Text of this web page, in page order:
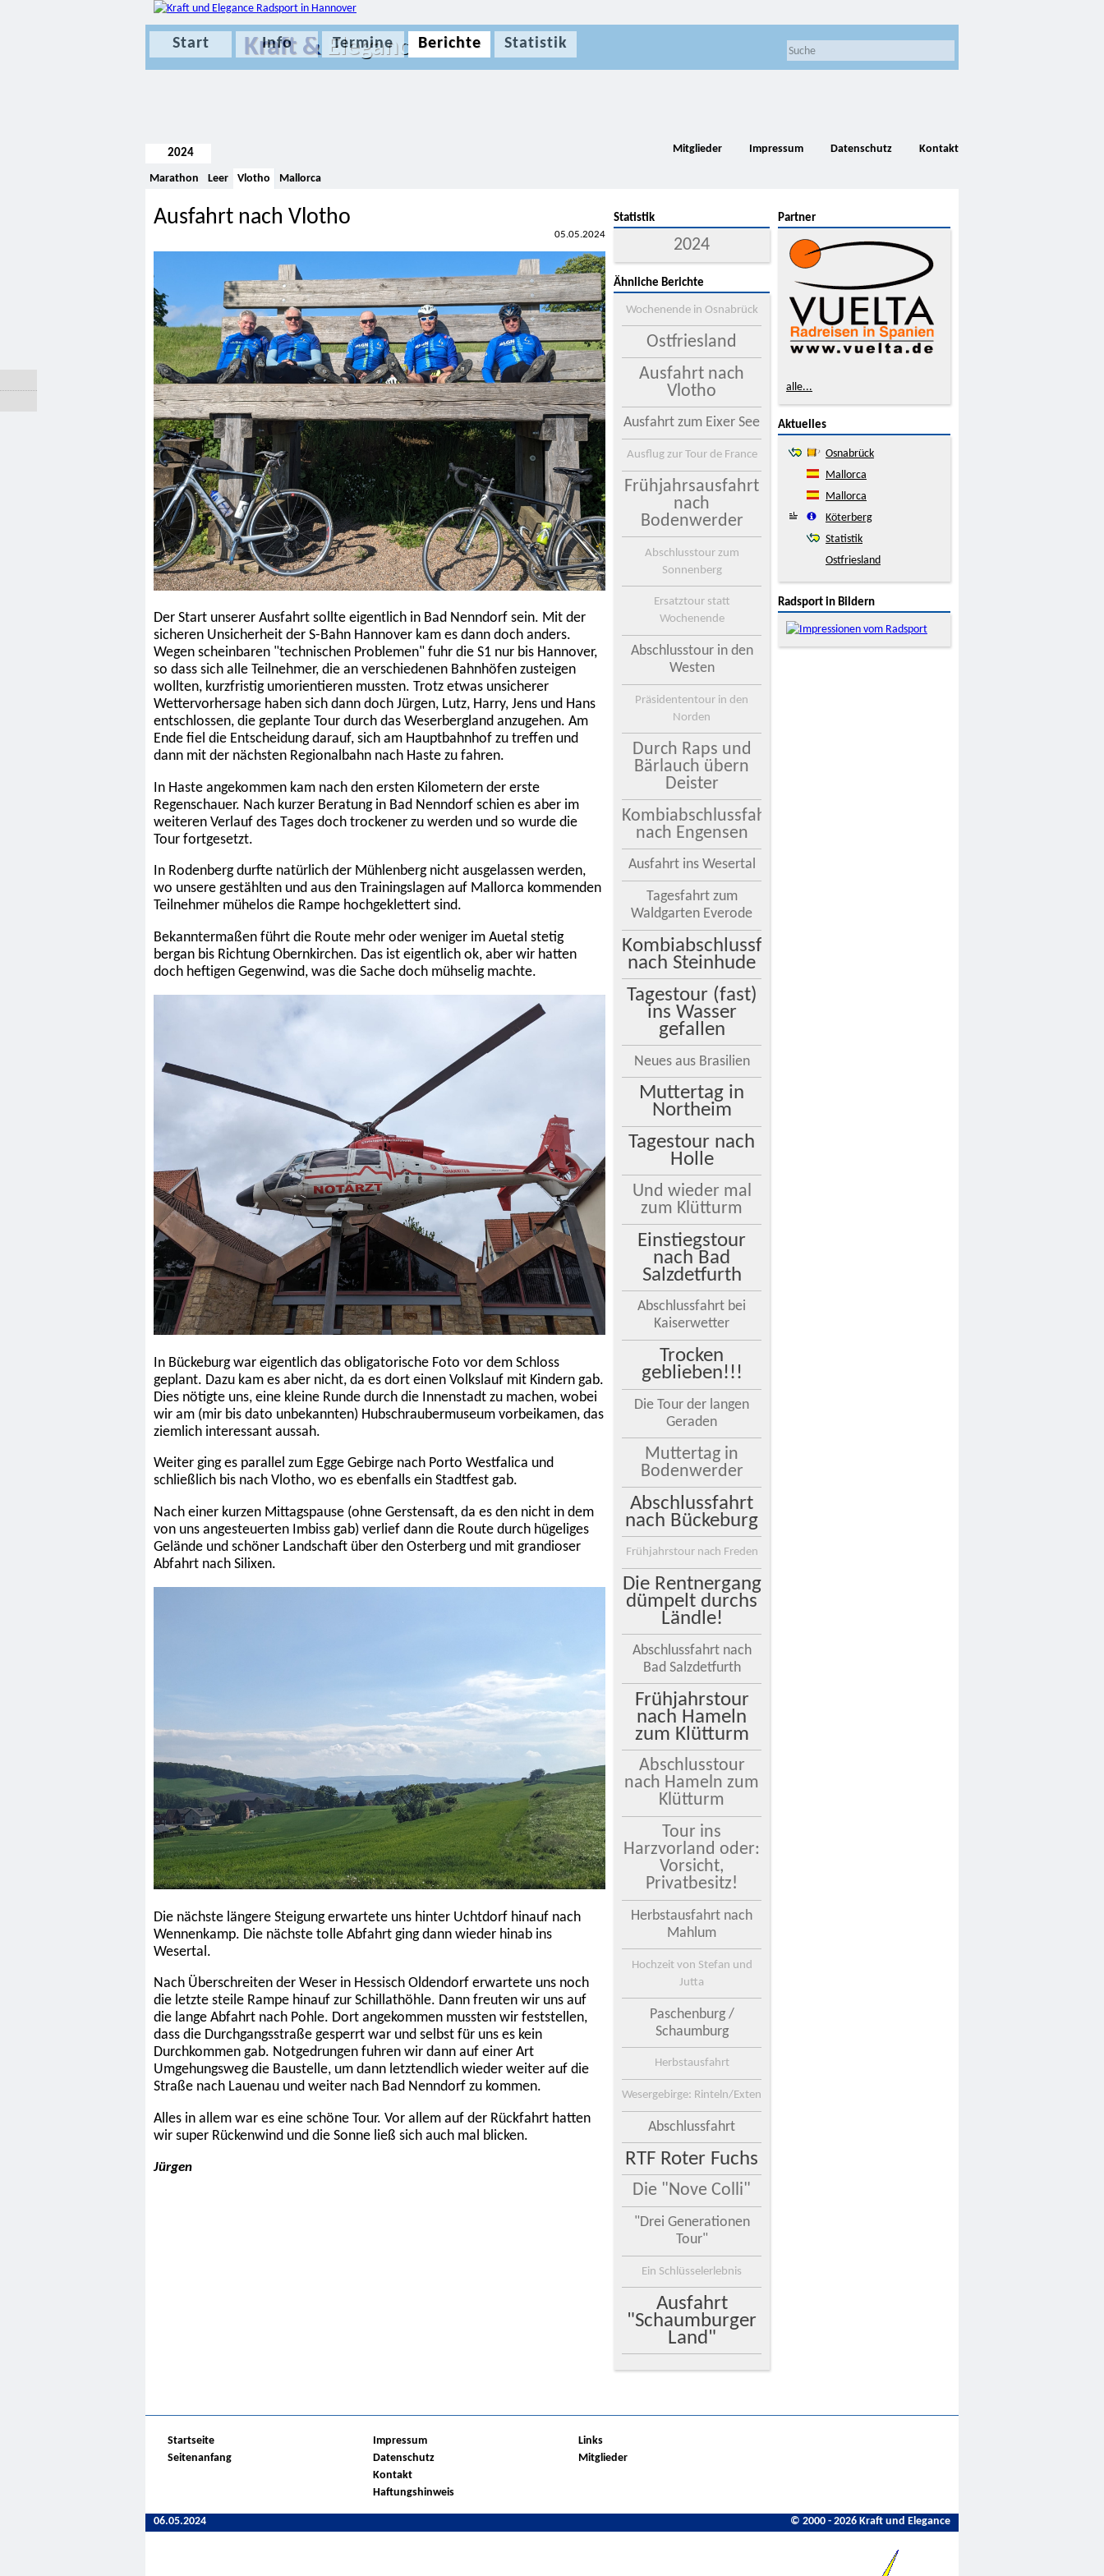
Kraft & Elegance
Start Info Termine Berichte Statistik
Mitglieder Impressum Datenschutz Kontakt
2024
Marathon Leer Vlotho Mallorca
Ausfahrt nach Vlotho
05.05.2024
Der Start unserer Ausfahrt sollte eigentlich in Bad Nenndorf sein. Mit der
sicheren Unsicherheit der S-Bahn Hannover kam es dann doch anders.
Wegen scheinbaren "technischen Problemen" fuhr die S1 nur bis Hannover,
so dass sich alle Teilnehmer, die an verschiedenen Bahnhöfen zusteigen
wollten, kurzfristig umorientieren mussten. Trotz etwas unsicherer
Wettervorhersage haben sich dann doch Jürgen, Lutz, Harry, Jens und Hans
entschlossen, die geplante Tour durch das Weserbergland anzugehen. Am
Ende fiel die Entscheidung darauf, sich am Hauptbahnhof zu treffen und
dann mit der nächsten Regionalbahn nach Haste zu fahren.
In Haste angekommen kam nach den ersten Kilometern der erste
Regenschauer. Nach kurzer Beratung in Bad Nenndorf schien es aber im
weiteren Verlauf des Tages doch trockener zu werden und so wurde die
Tour fortgesetzt.
In Rodenberg durfte natürlich der Mühlenberg nicht ausgelassen werden,
wo unsere gestählten und aus den Trainingslagen auf Mallorca kommenden
Teilnehmer mühelos die Rampe hochgeklettert sind.
Bekanntermaßen führt die Route mehr oder weniger im Auetal stetig
bergan bis Richtung Obernkirchen. Das ist eigentlich ok, aber wir hatten
doch heftigen Gegenwind, was die Sache doch mühselig machte.
In Bückeburg war eigentlich das obligatorische Foto vor dem Schloss
geplant. Dazu kam es aber nicht, da es dort einen Volkslauf mit Kindern gab.
Dies nötigte uns, eine kleine Runde durch die Innenstadt zu machen, wobei
wir am (mir bis dato unbekannten) Hubschraubermuseum vorbeikamen, das
ziemlich interessant aussah.
Weiter ging es parallel zum Egge Gebirge nach Porto Westfalica und
schließlich bis nach Vlotho, wo es ebenfalls ein Stadtfest gab.
Nach einer kurzen Mittagspause (ohne Gerstensaft, da es den nicht in dem
von uns angesteuerten Imbiss gab) verlief dann die Route durch hügeliges
Gelände und schöner Landschaft über den Osterberg und mit grandioser
Abfahrt nach Silixen.
Die nächste längere Steigung erwartete uns hinter Uchtdorf hinauf nach
Wennenkamp. Die nächste tolle Abfahrt ging dann wieder hinab ins
Wesertal.
Nach Überschreiten der Weser in Hessisch Oldendorf erwartete uns noch
die letzte steile Rampe hinauf zur Schillathöhle. Dann freuten wir uns auf
die lange Abfahrt nach Pohle. Dort angekommen mussten wir feststellen,
dass die Durchgangsstraße gesperrt war und selbst für uns es kein
Durchkommen gab. Notgedrungen fuhren wir dann auf einer Art
Umgehungsweg die Baustelle, um dann letztendlich wieder weiter auf die
Straße nach Lauenau und weiter nach Bad Nenndorf zu kommen.
Alles in allem war es eine schöne Tour. Vor allem auf der Rückfahrt hatten
wir super Rückenwind und die Sonne ließ sich auch mal blicken.
Jürgen
Statistik
2024
Ähnliche Berichte
Wochenende in Osnabrück
Ostfriesland
Ausfahrt nach
Vlotho
Ausfahrt zum Eixer See
Ausflug zur Tour de France
Frühjahrsausfahrt
nach
Bodenwerder
Abschlusstour zum
Sonnenberg
Ersatztour statt
Wochenende
Abschlusstour in den
Westen
Präsidententour in den
Norden
Durch Raps und
Bärlauch übern
Deister
Kombiabschlussfahrt
nach Engensen
Ausfahrt ins Wesertal
Tagesfahrt zum
Waldgarten Everode
Kombiabschlussfahrt
nach Steinhude
Tagestour (fast)
ins Wasser
gefallen
Neues aus Brasilien
Muttertag in
Northeim
Tagestour nach
Holle
Und wieder mal
zum Klütturm
Einstiegstour
nach Bad
Salzdetfurth
Abschlussfahrt bei
Kaiserwetter
Trocken
geblieben!!!
Die Tour der langen
Geraden
Muttertag in
Bodenwerder
Abschlussfahrt
nach Bückeburg
Frühjahrstour nach Freden
Die Rentnergang
dümpelt durchs
Ländle!
Abschlussfahrt nach
Bad Salzdetfurth
Frühjahrstour
nach Hameln
zum Klütturm
Abschlusstour
nach Hameln zum
Klütturm
Tour ins
Harzvorland oder:
Vorsicht,
Privatbesitz!
Herbstausfahrt nach
Mahlum
Hochzeit von Stefan und
Jutta
Paschenburg /
Schaumburg
Herbstausfahrt
Wesergebirge: Rinteln/Exten
Abschlussfahrt
RTF Roter Fuchs
Die "Nove Colli"
"Drei Generationen
Tour"
Ein Schlüsselerlebnis
Ausfahrt
"Schaumburger
Land"
Partner
alle...
Aktuelles
Osnabrück
Mallorca
Mallorca
Köterberg
Statistik
Ostfriesland
Radsport in Bildern
Startseite
Seitenanfang
Impressum
Datenschutz
Kontakt
Haftungshinweis
Links
Mitglieder
© 2000 - 2026 Kraft und Elegance
06.05.2024